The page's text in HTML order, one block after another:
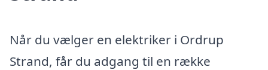
Når du vælger en elektriker i Ordrup
Strand, får du adgang til en række